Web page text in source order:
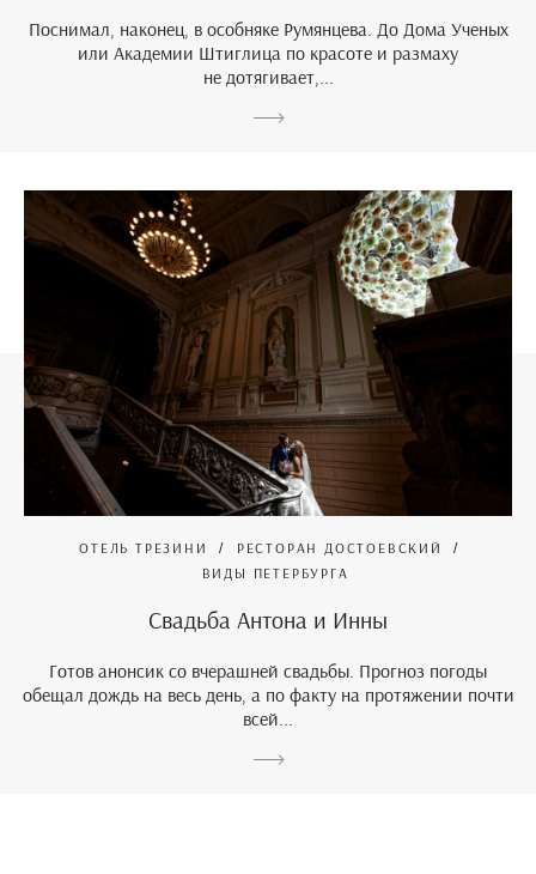
Поснимал, наконец, в особняке Румянцева. До Дома Ученых
или Академии Штиглица по красоте и размаху
не дотягивает,...
ОТЕЛЬ ТРЕЗИНИ
РЕСТОРАН ДОСТОЕВСКИЙ
ВИДЫ ПЕТЕРБУРГА
Свадьба Антона и Инны
Готов анонсик со вчерашней свадьбы. Прогноз погоды
обещал дождь на весь день, а по факту на протяжении почти
всей...